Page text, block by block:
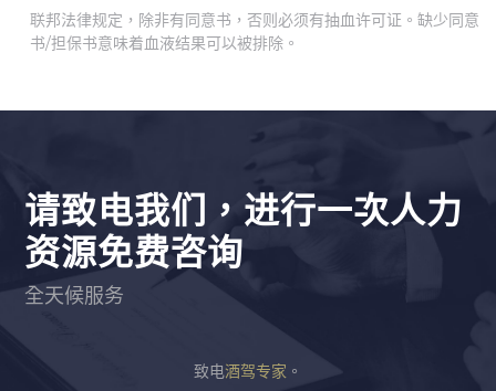
联邦法律规定，除非有同意书，否则必须有抽血许可证。缺少同意
书/担保书意味着血液结果可以被排除。
请致电我们，进行一次人力
资源免费咨询
全天候服务
致电酒驾专家 。